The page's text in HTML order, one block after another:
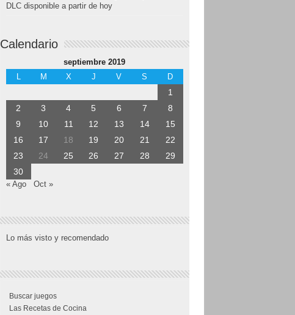
DLC disponible a partir de hoy
Calendario
septiembre 2019
L
M X J V S D
1
2
3 4 5 6 7
8
9
10 11 12 13 14
15
16
17 18 19 20 21
22
23
24 25 26 27 28
29
30
« Ago Oct »
Lo más visto y recomendado
Buscar juegos
Las Recetas de Cocina